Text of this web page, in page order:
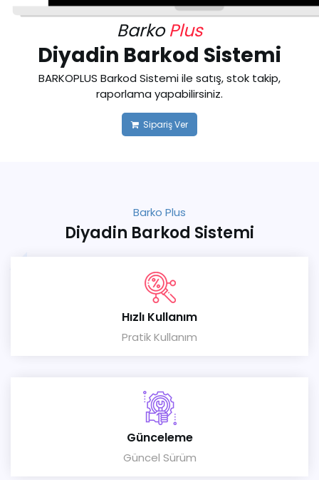
BarkoPlus
Diyadin Barkod Sistemi
BARKOPLUS Barkod Sistemi ile satış, stok takip,
raporlama yapabilirsiniz.
Sipariş Ver
Barko Plus
Diyadin Barkod Sistemi
Hızlı Kullanım
Pratik Kullanım
Günceleme
Güncel Sürüm